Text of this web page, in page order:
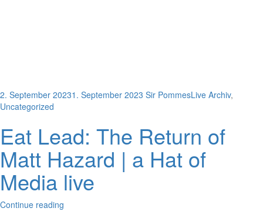
2. September 20231. September 2023 Sir PommesLive Archiv,
Uncategorized
Eat Lead: The Return of
Matt Hazard | a Hat of
Media live
Continue reading